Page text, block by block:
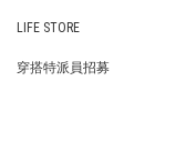
LIFE STORE
穿搭特派員招募